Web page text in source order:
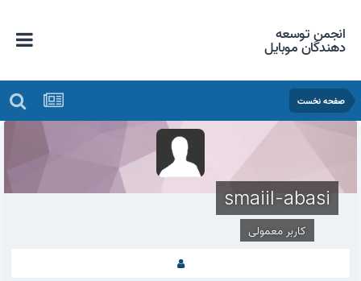
انجمن توسعه
دهندگان موبایل
صفحه نخست
smaiil-abasi
کاربر معمولی